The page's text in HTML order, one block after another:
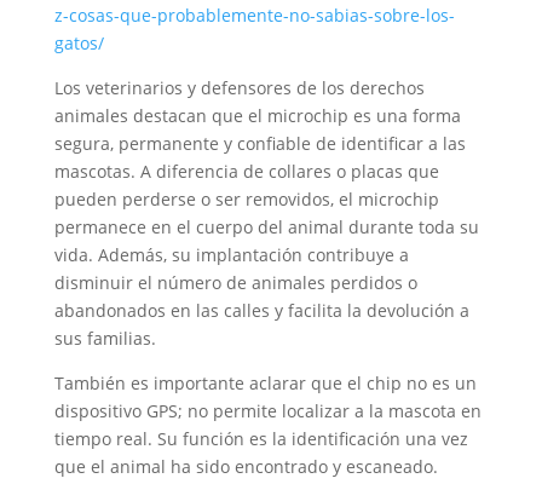
z-cosas-que-probablemente-no-sabias-sobre-los-
gatos/
Los veterinarios y defensores de los derechos
animales destacan que el microchip es una forma
segura, permanente y confiable de identificar a las
mascotas. A diferencia de collares o placas que
pueden perderse o ser removidos, el microchip
permanece en el cuerpo del animal durante toda su
vida. Además, su implantación contribuye a
disminuir el número de animales perdidos o
abandonados en las calles y facilita la devolución a
sus familias.
También es importante aclarar que el chip no es un
dispositivo GPS; no permite localizar a la mascota en
tiempo real. Su función es la identificación una vez
que el animal ha sido encontrado y escaneado.